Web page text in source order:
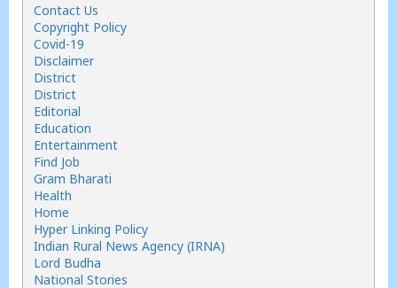
Contact Us
Copyright Policy
Covid-19
Disclaimer
District
District
Editorial
Education
Entertainment
Find Job
Gram Bharati
Health
Home
Hyper Linking Policy
Indian Rural News Agency (IRNA)
Lord Budha
National Stories